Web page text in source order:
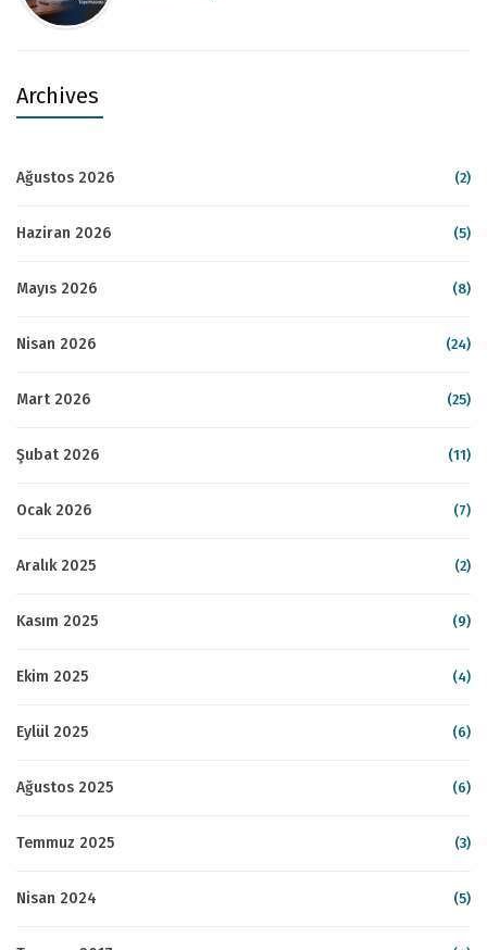
Archives
Ağustos 2026 (2)
Haziran 2026 (5)
Mayıs 2026 (8)
Nisan 2026 (24)
Mart 2026 (25)
Şubat 2026 (11)
Ocak 2026 (7)
Aralık 2025 (2)
Kasım 2025 (9)
Ekim 2025 (4)
Eylül 2025 (6)
Ağustos 2025 (6)
Temmuz 2025 (3)
Nisan 2024 (5)